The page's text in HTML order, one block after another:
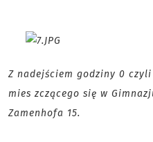
Z nadejściem godziny 0
mies zczącego się w
Zamenhofa 15.